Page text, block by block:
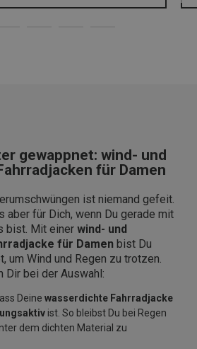
gewappnet: wind- und
für Damen
ist niemand gefeit.
aber für Dich, wenn Du gerade mit
bist. Mit einer wind- und
für Damen bist Du
um Wind und Regen zu trotzen.
Dir bei der Auswahl:
Deine wasserdichte Fahrradjacke
ist. So bleibst Du bei Regen
dem dichten Material zu